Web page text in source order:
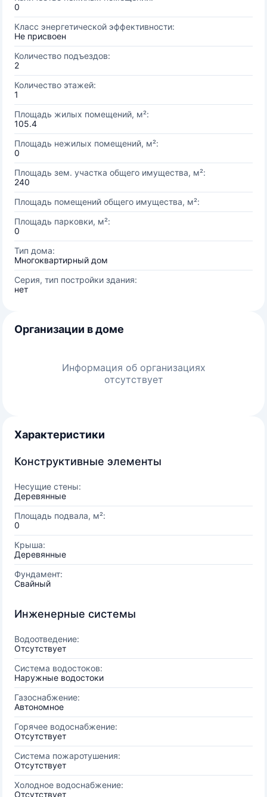
0
Класс энергетической эффективности:
Не присвоен
Количество подъездов:
2
Количество этажей:
1
Площадь жилых помещений, м²:
105.4
Площадь нежилых помещений, м²:
0
Площадь зем. участка общего имущества, м²:
240
Площадь помещений общего имущества, м²:
Площадь парковки, м²:
0
Тип дома:
Многоквартирный дом
Серия, тип постройки здания:
нет
Организации в доме
Информация об организациях
отсутствует
Характеристики
Конструктивные элементы
Несущие стены:
Деревянные
Площадь подвала, м²:
0
Крыша:
Деревянные
Фундамент:
Свайный
Инженерные системы
Водоотведение:
Отсутствует
Система водостоков:
Наружные водостоки
Газоснабжение:
Автономное
Горячее водоснабжение:
Отсутствует
Система пожаротушения:
Отсутствует
Холодное водоснабжение:
Отсутствует